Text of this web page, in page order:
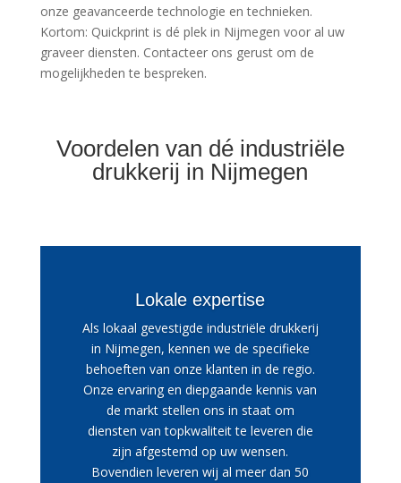
onze geavanceerde technologie en technieken.
Kortom: Quickprint is dé plek in Nijmegen voor al uw
graveer diensten. Contacteer ons gerust om de
mogelijkheden te bespreken.
Voordelen van dé industriële
drukkerij in Nijmegen
Lokale expertise
Als lokaal gevestigde industriële drukkerij
in Nijmegen, kennen we de specifieke
behoeften van onze klanten in de regio.
Onze ervaring en diepgaande kennis van
de markt stellen ons in staat om
diensten van topkwaliteit te leveren die
zijn afgestemd op uw wensen.
Bovendien leveren wij al meer dan 50